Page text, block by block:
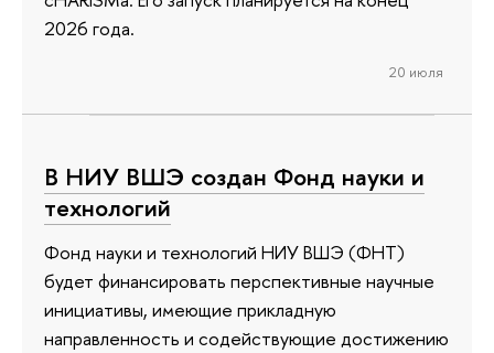
2026 года.
20 июля
В НИУ ВШЭ создан Фонд науки и
технологий
Фонд науки и технологий НИУ ВШЭ (ФНТ)
будет финансировать перспективные научные
инициативы, имеющие прикладную
направленность и содействующие достижению